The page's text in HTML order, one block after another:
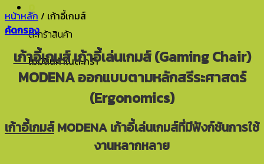
ตะกร้าสินค้า
ไม่มีสินค้าในตะกร้า
หน้าหลัก / เก้าอี้เกมส์
คัดกรอง
เก้าอี้เกมส์เก้าอี้เล่นเกมส์ (Gaming Chair)
MODENA ออกแบบตามหลักสรีระศาสตร์
(Ergonomics)
เก้าอี้เกมส์MODENA เก้าอี้เล่นเกมส์ที่มีฟังก์ชันการใช้
งานหลากหลาย